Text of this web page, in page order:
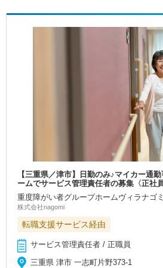
【三重県／津市】日勤のみ♪マイカー通
ームでサービス管理責任者の募集〈正社員
重度障がい者グループホームヴィラナゴミ
株式会社nagomi
転職支援サービス経由
サービス管理責任者 / 正職員
三重県 津市 一志町片野373-1